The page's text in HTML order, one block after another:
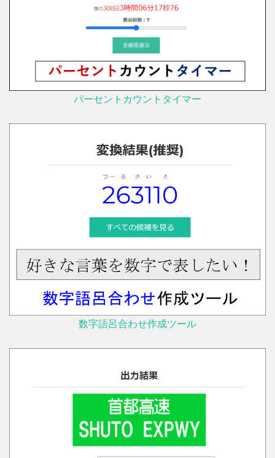
パーセントカウントタイマー
数字語呂合わせ作成ツール